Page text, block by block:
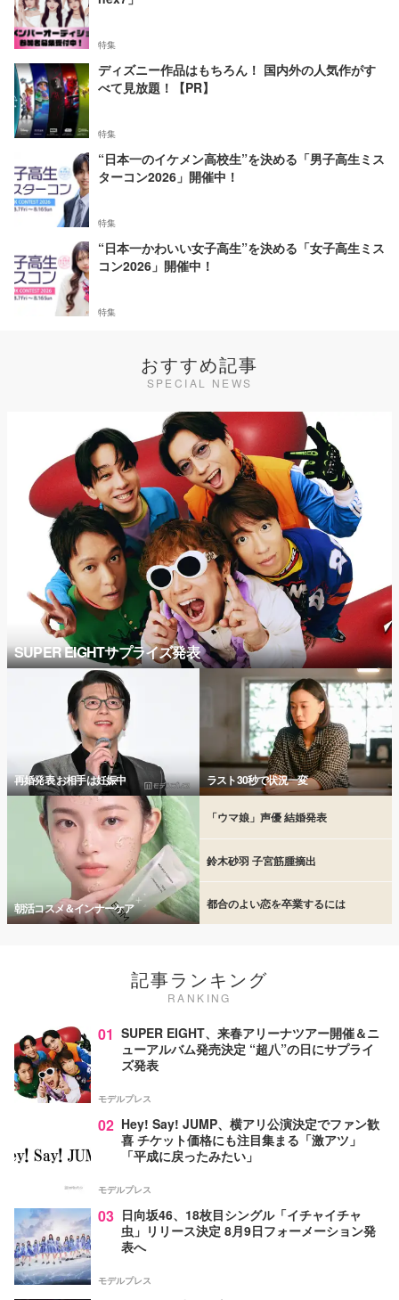
特集
ディズニー作品はもちろん！ 国内外の人気作がす
べて見放題！【PR】
特集
“日本一のイケメン高校生”を決める「男子高生ミス
ターコン2026」開催中！
特集
“日本一かわいい女子高生”を決める「女子高生ミス
コン2026」開催中！
特集
おすすめ記事
SPECIAL NEWS
SUPER EIGHTサプライズ発表
再婚発表 お相手は妊娠中 ラスト30秒で状況一変
朝活コスメ＆インナーケア
「ウマ娘」声優 結婚発表
鈴木砂羽 子宮筋腫摘出
都合のよい恋を卒業するには
記事ランキング
RANKING
01 SUPER EIGHT、来春アリーナツアー開催＆ニ
ューアルバム発売決定 “超八”の日にサプライ
ズ発表
モデルプレス
02 Hey! Say! JUMP、横アリ公演決定でファン歓
喜 チケット価格にも注目集まる「激アツ」
「平成に戻ったみたい」
モデルプレス
03 日向坂46、18枚目シングル「イチャイチャ
虫」リリース決定 8月9日フォーメーション発
表へ
モデルプレス